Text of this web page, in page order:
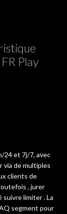
Play
24 et 7j/7, avec
via de multiples
clients de
, jurer
suivre limiter . La
segment pour